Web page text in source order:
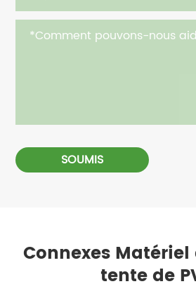
SOUMIS
Connexes
tente de